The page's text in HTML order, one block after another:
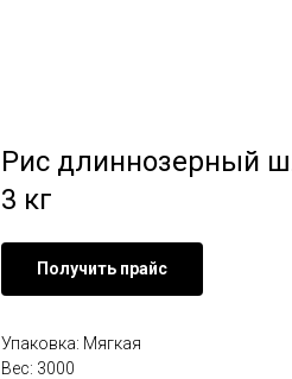
Рис длиннозерный
3 кг
Получить прайс
Упаковка: Мягкая
Вес: 3000